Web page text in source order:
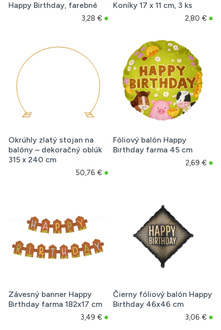
Happy Birthday, farebné
3,28 €
Koníky 17 x 11 cm, 3 ks
2,80 €
Okrúhly zlatý stojan na
balóny – dekoračný oblúk
315 x 240 cm
50,76 €
Fóliový balón Happy
Birthday farma 45 cm
2,69 €
Závesný banner Happy
Birthday farma 182x17 cm
3,49 €
Čierny fóliový balón Happy
Birthday 46x46 cm
3,06 €